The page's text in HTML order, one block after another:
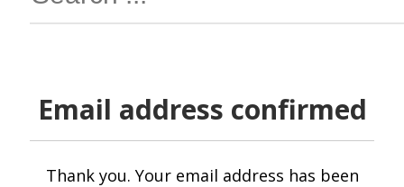
Email address confirmed
Thank you. Your email address has been